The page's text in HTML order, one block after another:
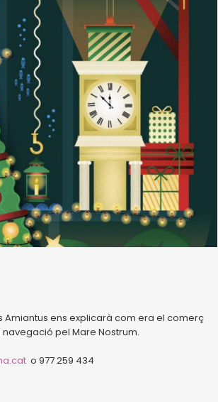
ens explicarà com era el comerç
pel Mare Nostrum.
o 977 259 434